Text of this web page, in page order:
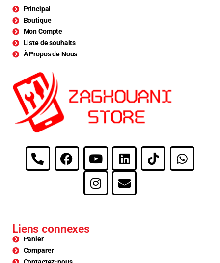
Principal
Boutique
Mon Compte
Liste de souhaits
À Propos de Nous
Liens connexes
Panier
Comparer